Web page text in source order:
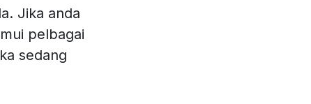
Jika anda
pelbagai
sedang